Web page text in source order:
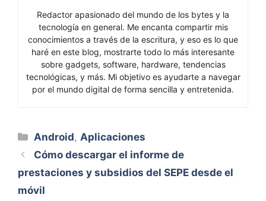
Redactor apasionado del mundo de los bytes y la
tecnología en general. Me encanta compartir mis
conocimientos a través de la escritura, y eso es lo que
haré en este blog, mostrarte todo lo más interesante
sobre gadgets, software, hardware, tendencias
tecnológicas, y más. Mi objetivo es ayudarte a navegar
por el mundo digital de forma sencilla y entretenida.
Categorías
Android, Aplicaciones
Cómo descargar el informe de
prestaciones y subsidios del SEPE desde el
móvil